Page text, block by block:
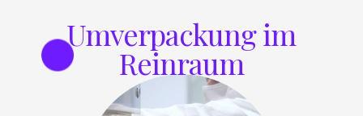
Umverpackung im
Reinraum